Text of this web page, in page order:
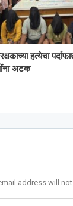
हत्येचा
अटक
address will